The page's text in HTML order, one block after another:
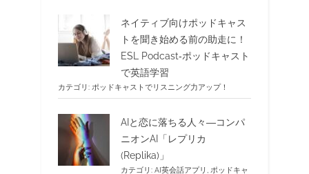
ネイティブ向けポッドキャス
トを聞き始める前の助走に！
ESL Podcast‐ポッドキャスト
で英語学習
カテゴリ: ポッドキャストでリスニング力アップ！
AIと恋に落ちる人々―コンパ
ニオンAI「レプリカ
(Replika)」
カテゴリ: AI英会話アプリ
ポッドキャ